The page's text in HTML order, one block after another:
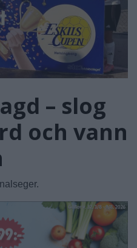
– slog
och vann